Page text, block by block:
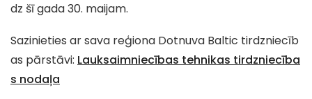
dz šī gada 30. maijam.
Sazinieties ar sava reģiona Dotnuva Baltic tirdzniecīb
as pārstāvi: Lauksaimniecības tehnikas tirdzniecība
s nodaļa